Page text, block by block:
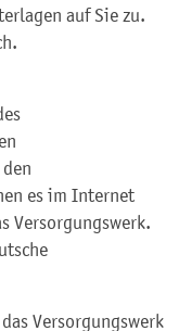
auf Sie zu.
es im Internet
Versorgungswerk.
Versorgungswerk